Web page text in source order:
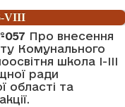
VIII
Про внесення
Комунального
школа І-ІІІ
ради
області та